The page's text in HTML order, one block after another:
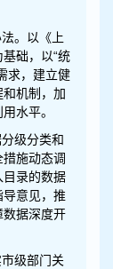
。以《上
础，以“统
求，建立健
机制，加
水平。
级分类和
施动态调
目录的数据
意见，推
数据深度开
级部门关